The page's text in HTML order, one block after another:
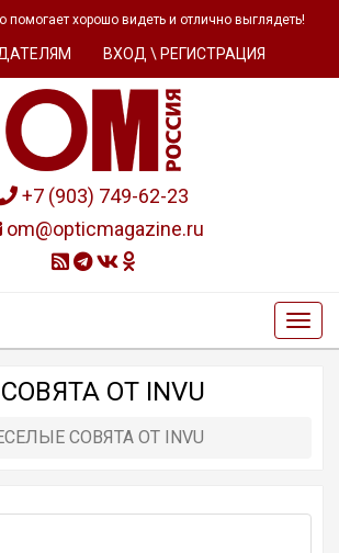
помогает хорошо видеть и отлично выглядеть!
ВХОД \ РЕГИСТРАЦИЯ
+7 (903) 749-62-23
om@opticmagazine.ru
ОТ INVU
СОВЯТА ОТ INVU